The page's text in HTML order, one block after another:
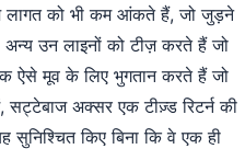
लागत को भी कम आंकते हैं, जो जुड़ने
उन लाइनों को टीज़ करते हैं जो
ऐसे मूव के लिए भुगतान करते हैं जो
सट्टेबाज अक्सर एक टीज़्ड रिटर्न की
किए बिना कि वे एक ही